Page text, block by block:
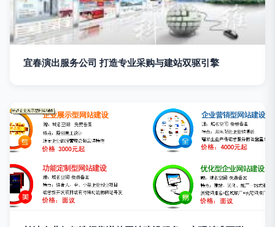
宜春演出服务公司 打造专业采购与建站双驱引擎